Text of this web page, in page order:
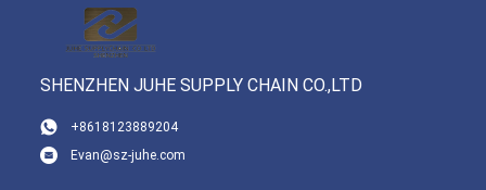
SHENZHEN JUHE SUPPLY CHAIN CO.,LTD
+8618123889204
Evan@sz-juhe.com